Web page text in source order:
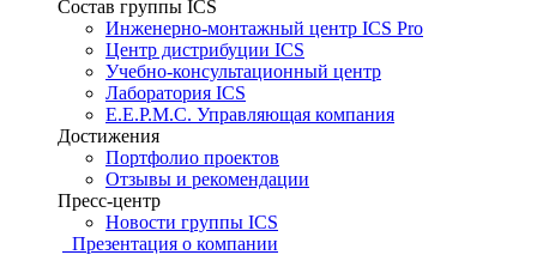
Состав группы ICS
Инженерно-монтажный центр ICS Pro
Центр дистрибуции ICS
Учебно-консультационный центр
Лаборатория ICS
E.E.P.M.C. Управляющая компания
Достижения
Портфолио проектов
Отзывы и рекомендации
Пресс-центр
Новости группы ICS
Презентация о компании